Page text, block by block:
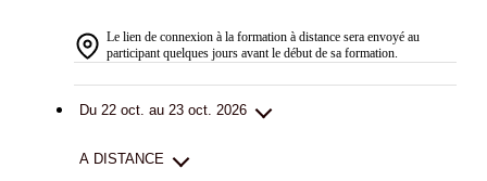
Le lien de connexion à la formation à distance sera envoyé au
participant quelques jours avant le début de sa formation.
Du 22 oct. au 23 oct. 2026
A DISTANCE